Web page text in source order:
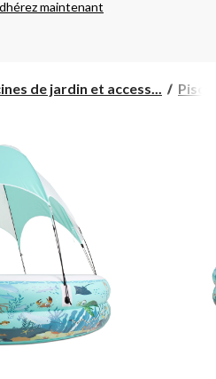
maintenant
de jardin et access...